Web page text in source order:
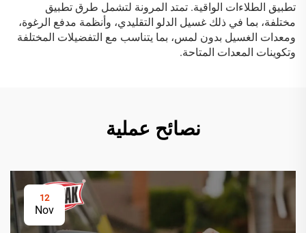
تطبيق الطلاءات الواقية. تمتد المرونة لتشمل طرق تطبيق
مختلفة، بما في ذلك غسيل الدلو التقليدي، وأنظمة مدفع الرغوة،
ومعدات الغسيل بدون لمس، بما يتناسب مع التفضيلات المختلفة
وتكوينات المعدات المتاحة.
نصائح عملية
12
Nov